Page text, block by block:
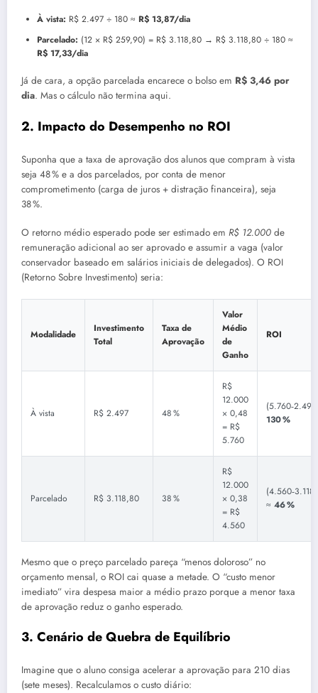
À vista: R$ 2.497 ÷ 180 ≈ R$ 13,87/dia
Parcelado: (12 × R$ 259,90) = R$ 3.118,80 → R$ 3.118,80 ÷ 180 ≈
R$ 17,33/dia
Já de cara, a opção parcelada encarece o bolso em R$ 3,46 por
dia. Mas o cálculo não termina aqui.
2. Impacto do Desempenho no ROI
Suponha que a taxa de aprovação dos alunos que compram à vista
seja 48 % e a dos parcelados, por conta de menor
comprometimento (carga de juros + distração financeira), seja
38 %.
O retorno médio esperado pode ser estimado em R$ 12.000 de
remuneração adicional ao ser aprovado e assumir a vaga (valor
conservador baseado em salários iniciais de delegados). O ROI
(Retorno Sobre Investimento) seria:
Modalidade
Investimento
Total
Taxa de
Aprovação
Valor
Médio
de
Ganho
ROI
À vista R$ 2.497 48 %
R$
12.000
× 0,48
= R$
5.760
130 %
Parcelado R$ 3.118,80 38 %
R$
12.000
× 0,38
= R$
4.560
≈ 46 %
Mesmo que o preço parcelado pareça “menos doloroso” no
orçamento mensal, o ROI cai quase a metade. O “custo menor
imediato” vira despesa maior a médio prazo porque a menor taxa
de aprovação reduz o ganho esperado.
3. Cenário de Quebra de Equilíbrio
Imagine que o aluno consiga acelerar a aprovação para 210 dias
(sete meses). Recalculamos o custo diário: